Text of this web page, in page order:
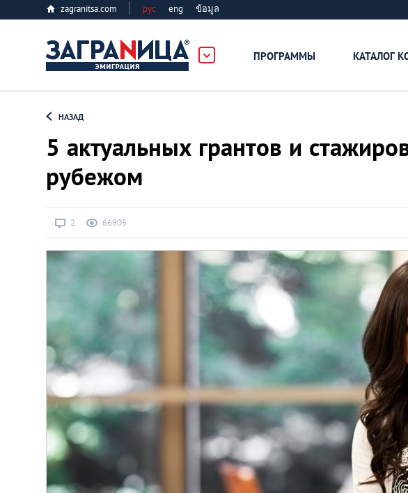
zagranitsa.com рус eng ข้อมูล
ПРОГРАММЫ КАТАЛОГ
Все страны
Венгрия
Греция
Испания
Казахстан
НАЗАД
5 актуальных грантов и
рубежом
2 66905